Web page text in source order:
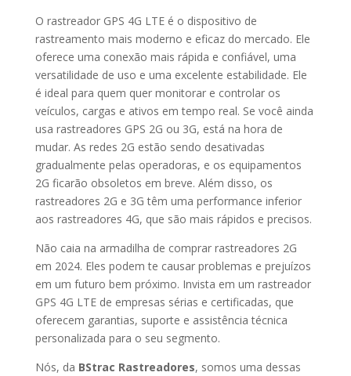
O rastreador GPS 4G LTE é o dispositivo de
rastreamento mais moderno e eficaz do mercado. Ele
oferece uma conexão mais rápida e confiável, uma
versatilidade de uso e uma excelente estabilidade. Ele
é ideal para quem quer monitorar e controlar os
veículos, cargas e ativos em tempo real. Se você ainda
usa rastreadores GPS 2G ou 3G, está na hora de
mudar. As redes 2G estão sendo desativadas
gradualmente pelas operadoras, e os equipamentos
2G ficarão obsoletos em breve. Além disso, os
rastreadores 2G e 3G têm uma performance inferior
aos rastreadores 4G, que são mais rápidos e precisos.
Não caia na armadilha de comprar rastreadores 2G
em 2024. Eles podem te causar problemas e prejuízos
em um futuro bem próximo. Invista em um rastreador
GPS 4G LTE de empresas sérias e certificadas, que
oferecem garantias, suporte e assistência técnica
personalizada para o seu segmento.
Nós, da BStrac Rastreadores, somos uma dessas